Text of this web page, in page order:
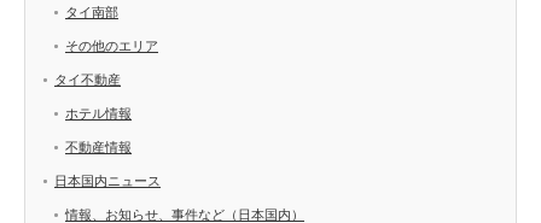
タイ南部
その他のエリア
タイ不動産
ホテル情報
不動産情報
日本国内ニュース
情報、お知らせ、事件など（日本国内）